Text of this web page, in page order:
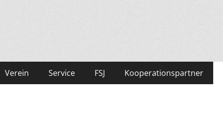
Verein Service FSJ Kooperationspartner